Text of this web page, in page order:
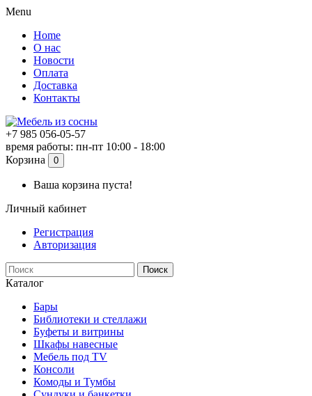
Menu
Home
О нас
Новости
Оплата
Доставка
Контакты
+7 985 056-05-57
время работы: пн-пт 10:00 - 18:00
Корзина
0
Ваша корзина пуста!
Личный кабинет
Регистрация
Авторизация
Поиск
Каталог
Бары
Библиотеки и стеллажи
Буфеты и витрины
Шкафы навесные
Мебель под ТV
Консоли
Комоды и Тумбы